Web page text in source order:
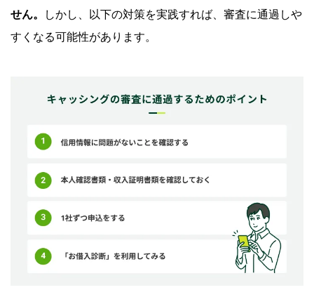
せん。
しかし、以下の対策を実践すれば、審査に通過しや
すくなる可能性があります。